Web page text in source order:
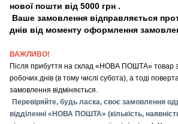
нової пошти від 5000 грн .
Ваше замовлення відправляється
днів від моменту оформлення
ВАЖЛИВО!
Після прибуття на склад «НОВА ПОШТА» товар
робочих днів (в тому числі субота), а тоді
замовлення відміняється.
Перевіряйте, будь ласка, своє замовлення
відділенні «НОВА ПОШТА» (кількість,